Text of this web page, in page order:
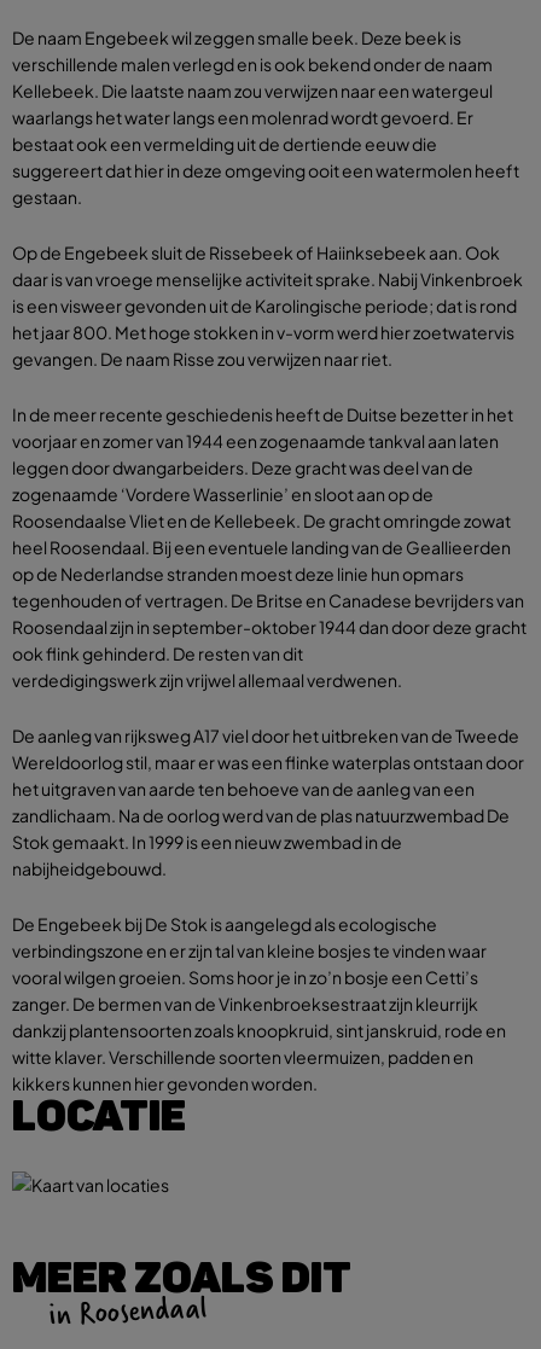
De naam Engebeek wil zeggen smalle beek. Deze beek is
verschillende malen verlegd en is ook bekend onder de naam
Kellebeek. Die laatste naam zou verwijzen naar een watergeul
waarlangs het water langs een molenrad wordt gevoerd. Er
bestaat ook een vermelding uit de dertiende eeuw die
suggereert dat hier in deze omgeving ooit een watermolen heeft
gestaan.
Op de Engebeek sluit de Rissebeek of Haiinksebeek aan. Ook
daar is van vroege menselijke activiteit sprake. Nabij Vinkenbroek
is een visweer gevonden uit de Karolingische periode; dat is rond
het jaar 800. Met hoge stokken in v-vorm werd hier zoetwatervis
gevangen. De naam Risse zou verwijzen naar riet.
In de meer recente geschiedenis heeft de Duitse bezetter in het
voorjaar en zomer van 1944 een zogenaamde tankval aan laten
leggen door dwangarbeiders. Deze gracht was deel van de
zogenaamde ‘Vordere Wasserlinie’ en sloot aan op de
Roosendaalse Vliet en de Kellebeek. De gracht omringde zowat
heel Roosendaal. Bij een eventuele landing van de Geallieerden
op de Nederlandse stranden moest deze linie hun opmars
tegenhouden of vertragen. De Britse en Canadese bevrijders van
Roosendaal zijn in september-oktober 1944 dan door deze gracht
ook flink gehinderd. De resten van dit
verdedigingswerk zijn vrijwel allemaal verdwenen.
De aanleg van rijksweg A17 viel door het uitbreken van de Tweede
Wereldoorlog stil, maar er was een flinke waterplas ontstaan door
het uitgraven van aarde ten behoeve van de aanleg van een
zandlichaam. Na de oorlog werd van de plas natuurzwembad De
Stok gemaakt. In 1999 is een nieuw zwembad in de
nabijheidgebouwd.
De Engebeek bij De Stok is aangelegd als ecologische
verbindingszone en er zijn tal van kleine bosjes te vinden waar
vooral wilgen groeien. Soms hoor je in zo’n bosje een Cetti’s
zanger. De bermen van de Vinkenbroeksestraat zijn kleurrijk
dankzij plantensoorten zoals knoopkruid, sint janskruid, rode en
witte klaver. Verschillende soorten vleermuizen, padden en
kikkers kunnen hier gevonden worden.
LOCATIE
MEER ZOALS DIT
in Roosendaal